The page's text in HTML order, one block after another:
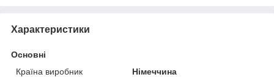
Характеристики
Основні
Країна виробник
Німеччина